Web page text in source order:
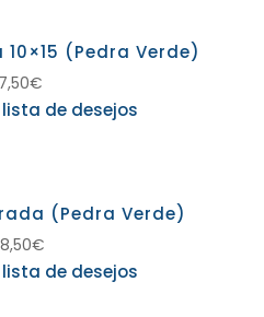
(Pedra Verde)
€
de desejos
(Pedra Verde)
€
de desejos